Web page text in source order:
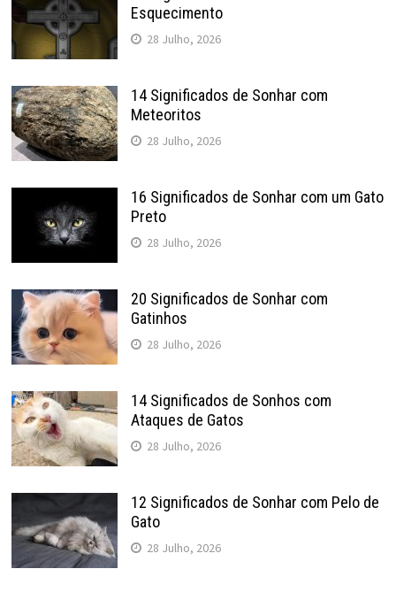
Esquecimento
28 Julho, 2026
14 Significados de Sonhar com
Meteoritos
28 Julho, 2026
16 Significados de Sonhar com um Gato
Preto
28 Julho, 2026
20 Significados de Sonhar com
Gatinhos
28 Julho, 2026
14 Significados de Sonhos com
Ataques de Gatos
28 Julho, 2026
12 Significados de Sonhar com Pelo de
Gato
28 Julho, 2026